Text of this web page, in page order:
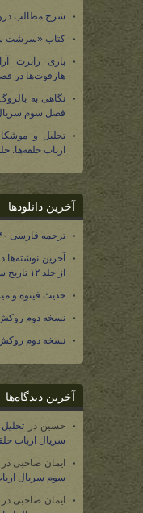
شرح مطالب
کتاب «سرشت
بازی رابرت
هارفوت‌ها در
نگاهی به
فصل سوم
تحلیل و
ارباب حلقه‌ها:
آخرین دانلودها
ترجمه فارسی ۴۰ صفحه از کتاب «سقوط نومه‌نور»
آخرین نوشته‌ها
از جلد ۱۲ تاریخ سرزمین میانه
حدیث فینوه و
نسخه دوم روکش
نسخه دوم
آخرین دیدگاه‌ها
حسین در
سریال ارباب
ایمان صاحبی در
سوم سریال
ایمان صاحبی در